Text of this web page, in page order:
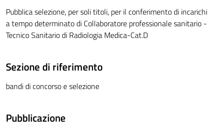
Pubblica selezione, per soli titoli, per il conferimento di incarichi
a tempo determinato di Collaboratore professionale sanitario -
Tecnico Sanitario di Radiologia Medica-Cat.D
Sezione di riferimento
bandi di concorso e selezione
Pubblicazione